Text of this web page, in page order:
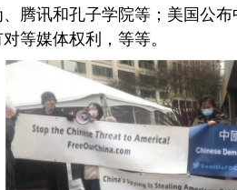
腾讯和孔子学院等；美国公
等媒体权利，等等。